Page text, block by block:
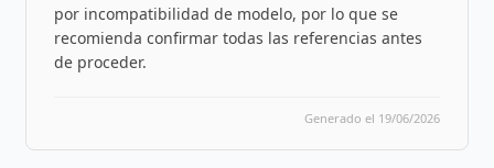
por incompatibilidad de modelo, por lo que se
recomienda confirmar todas las referencias antes
de proceder.
Generado el 19/06/2026